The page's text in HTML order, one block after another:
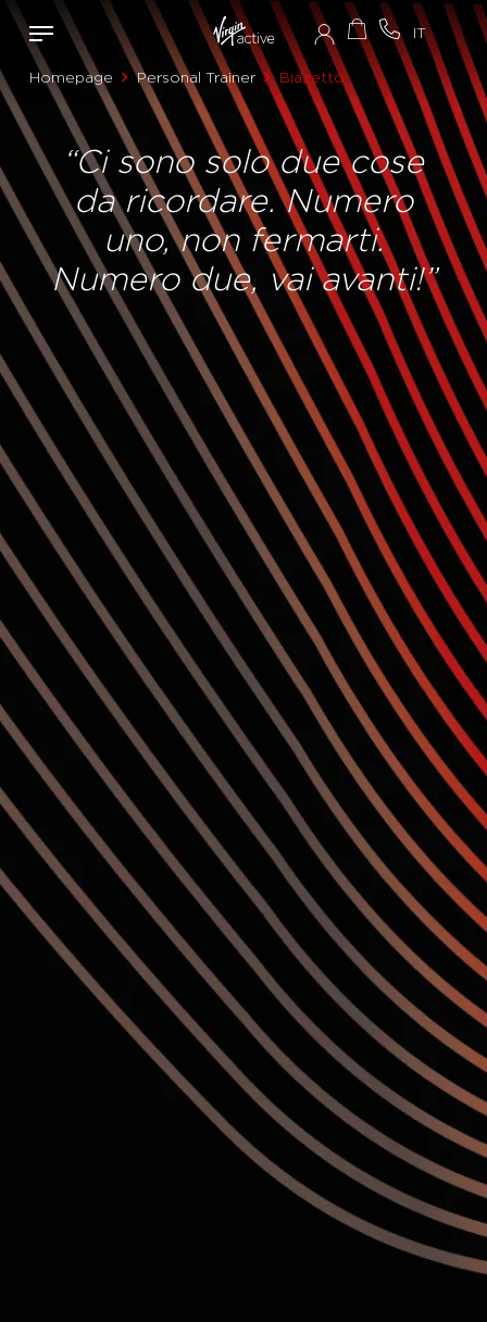
Homepage Personal Trainer Biazetto
“Ci sono solo due cose
da ricordare. Numero
uno, non fermarti.
Numero due, vai avanti!”